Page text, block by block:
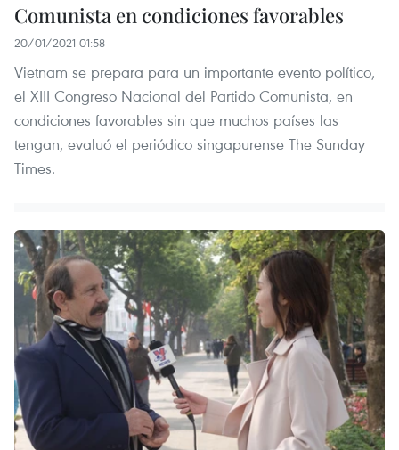
Comunista en condiciones favorables
20/01/2021 01:58
Vietnam se prepara para un importante evento político,
el XIII Congreso Nacional del Partido Comunista, en
condiciones favorables sin que muchos países las
tengan, evaluó el periódico singapurense The Sunday
Times.